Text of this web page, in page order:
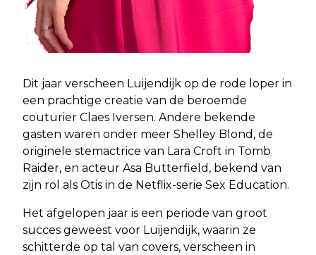
Dit jaar verscheen Luijendijk op de rode loper in
een prachtige creatie van de beroemde
couturier Claes Iversen. Andere bekende
gasten waren onder meer Shelley Blond, de
originele stemactrice van Lara Croft in Tomb
Raider, en acteur Asa Butterfield, bekend van
zijn rol als Otis in de Netflix-serie Sex Education.
Het afgelopen jaar is een periode van groot
succes geweest voor Luijendijk, waarin ze
schitterde op tal van covers, verscheen in